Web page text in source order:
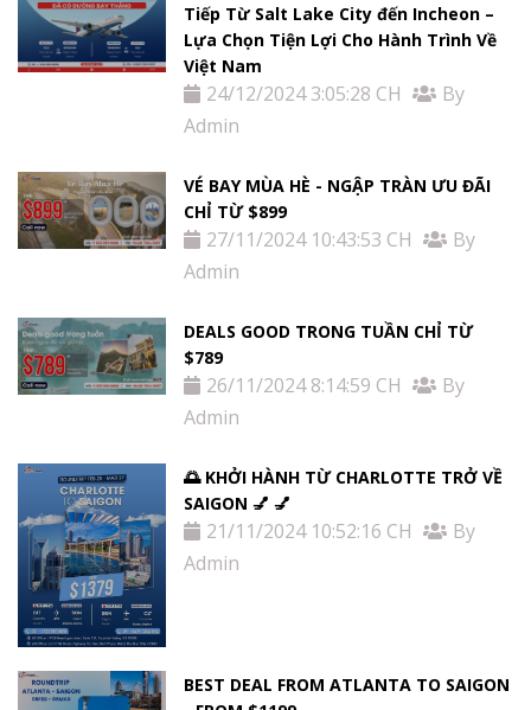
Liên
Hệ
Tiếp Từ Salt Lake City đến Incheon –
Lựa Chọn Tiện Lợi Cho Hành Trình Về
Việt Nam
24/12/2024 3:05:28 CH
By
Admin
VÉ BAY MÙA HÈ - NGẬP TRÀN ƯU ĐÃI
CHỈ TỪ $899
27/11/2024 10:43:53 CH
By
Admin
DEALS GOOD TRONG TUẦN CHỈ TỪ
$789
26/11/2024 8:14:59 CH
By
Admin
🌅 KHỞI HÀNH TỪ CHARLOTTE TRỞ VỀ
SAIGON 💅 💅
21/11/2024 10:52:16 CH
By
Admin
BEST DEAL FROM ATLANTA TO SAIGON